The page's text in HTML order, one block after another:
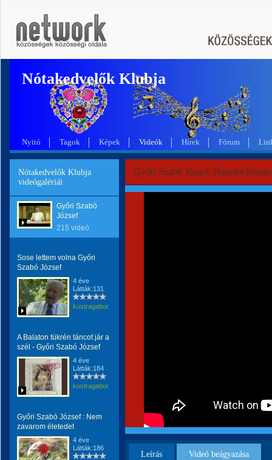
Nótakedvelők Klubja
Nyitó Tagok Képek Videók Hírek Fórum
Nótakedvelők Klubja
videógalériái
Győri Szabó
József
215 videó
Sose lettem volna Győri
Szabó József
4 éve
Látták:131
kustragabor
A Balaton tükrén táncot jár a
szél - Győri Szabó József
4 éve
Látták:184
kustragabor
Győri Szabó József : Nem
zavarom életedet
4 éve
Látták:186
Győri Szabó József:
Leírás Videó beágyazása